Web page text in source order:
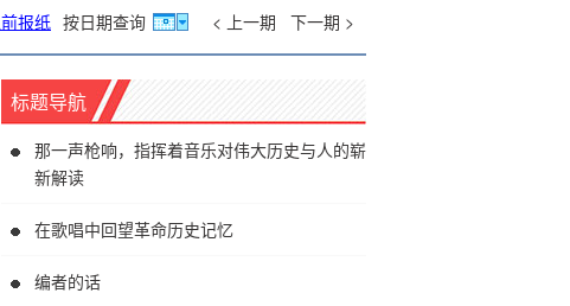
报纸 按日期查询 < 上一期 下一期 >
标题导航
那一声枪响，指挥着音乐对伟大历史与人的崭
新解读
在歌唱中回望革命历史记忆
编者的话